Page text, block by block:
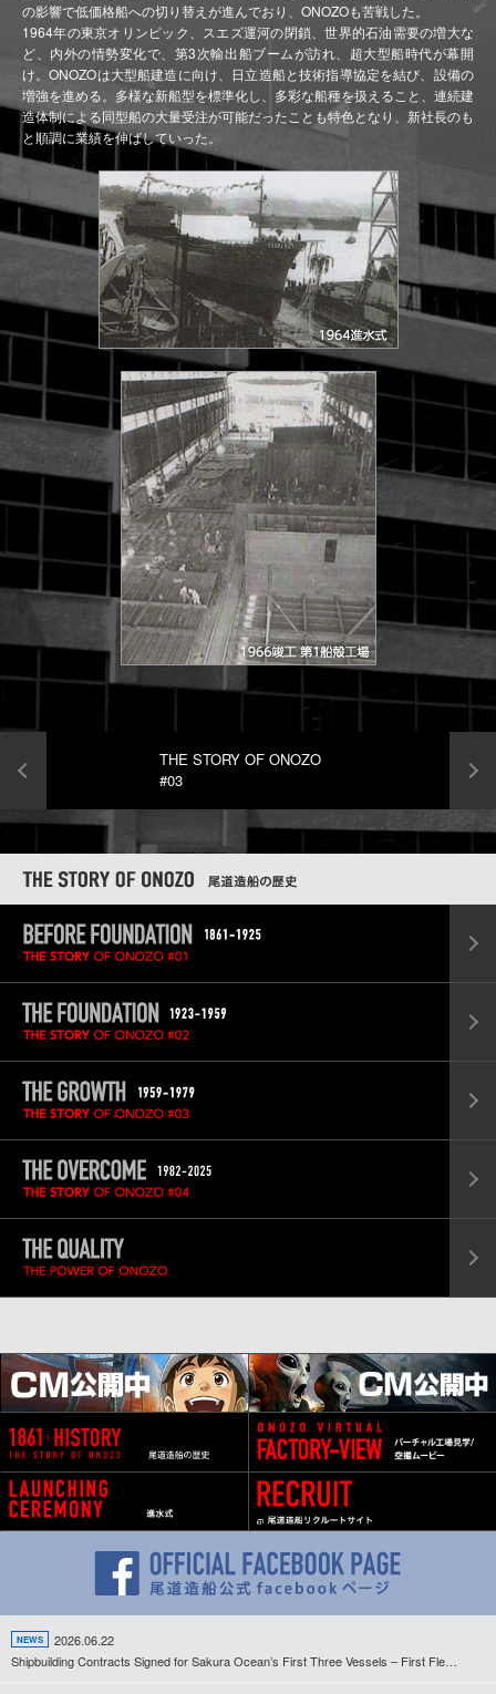
の影響で低価格船への切り替えが進んでおり、ONOZOも苦戦した。
1964年の東京オリンピック、スエズ運河の閉鎖、世界的石油需要の増大な
ど、内外の情勢変化で、第3次輸出船ブームが訪れ、超大型船時代が幕開
け。ONOZOは大型船建造に向け、日立造船と技術指導協定を結び、設備の
増強を進める。多様な新船型を標準化し、多彩な船種を扱えること、連続建
造体制による同型船の大量受注が可能だったことも特色となり、新社長のも
と順調に業績を伸ばしていった。
THE STORY OF ONOZO
#03
NEWS
2026.06.22
Shipbuilding Contracts Signed for Sakura Ocean’s First Three Vessels – First Fleet Development Project Since the Company’s Establishment Gets Underway –